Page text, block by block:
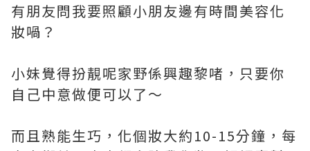
有朋友問我要照顧小朋友邊有時間美容化
妝喎？
小妹覺得扮靚呢家野係興趣黎啫，只要你
自己中意做便可以了～
而且熟能生巧，化個妝大約10-15分鐘，每